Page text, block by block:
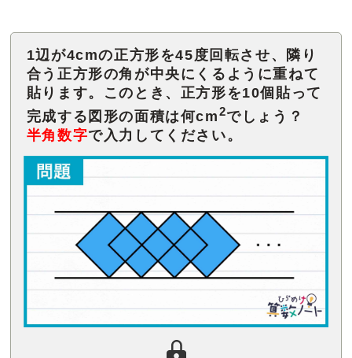
1辺が4cmの正方形を45度回転させ、隣り
合う正方形の角が中央にくるように重ねて
貼ります。このとき、正方形を10個貼って
完成する図形の面積は何cm2
半角数字で入力してください。